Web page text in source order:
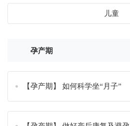
儿童
孕产期
【孕产期】 如何科学坐“月子”